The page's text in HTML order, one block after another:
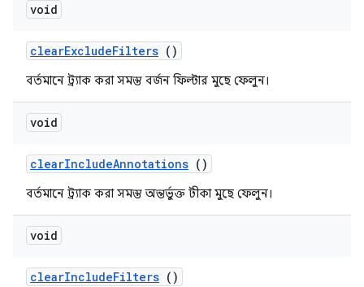
void
clearExcludeFilters ()
বর্তমানে ট্র্যাক করা সমস্ত বর্জন ফিল্টার মুছে ফেলুন।
void
clearIncludeAnnotations ()
বর্তমানে ট্র্যাক করা সমস্ত অন্তর্ভুক্ত টীকা মুছে ফেলুন।
void
clearIncludeFilters ()